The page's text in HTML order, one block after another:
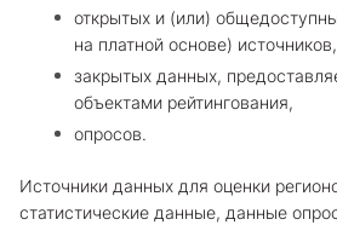
открытых и (или)
на платной основе) источников,
закрытых данных,
объектами рейтингования,
опросов.
Источники данных для оценки
статистические данные, данные